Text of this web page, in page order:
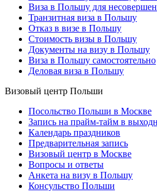
Виза в Польшу для
Транзитная виза в Польшу
Отказ в визе в Польшу
Стоимость визы в Польшу
Документы на визу в Польшу
Виза в Польшу самостоятельно
Деловая виза в Польшу
Визовый центр Польши
Посольство Польши в Москве
Запись на прайм-тайм в
Календарь праздников
Предварительная запись
Визовый центр в Москве
Вопросы и ответы
Анкета на визу в Польшу
Консульство Польши